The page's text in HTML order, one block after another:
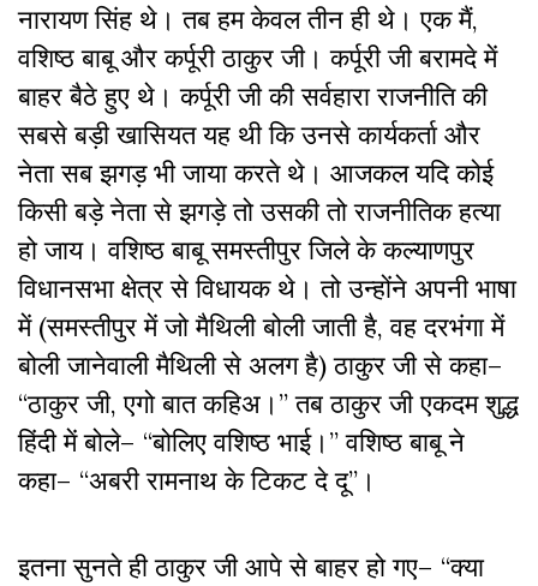
नारायण सिंह थे। तब हम केवल तीन ही थे। एक मैं,
वशिष्ठ बाबू और कर्पूरी ठाकुर जी। कर्पूरी जी बरामदे में
बाहर बैठे हुए थे। कर्पूरी जी की सर्वहारा राजनीति की
सबसे बड़ी खासियत यह थी कि उनसे कार्यकर्ता और
नेता सब झगड़ भी जाया करते थे। आजकल यदि कोई
किसी बड़े नेता से झगड़े तो उसकी तो राजनीतिक हत्या
हो जाय। वशिष्ठ बाबू समस्तीपुर जिले के कल्याणपुर
विधानसभा क्षेत्र से विधायक थे। तो उन्होंने अपनी भाषा
में (समस्तीपुर में जो मैथिली बोली जाती है, वह दरभंगा में
बोली जानेवाली मैथिली से अलग है) ठाकुर जी से कहा–
“ठाकुर जी, एगो बात कहिअ।” तब ठाकुर जी एकदम शुद्ध
हिंदी में बोले– “बोलिए वशिष्ठ भाई।” वशिष्ठ बाबू ने
कहा– “अबरी रामनाथ के टिकट दे दू”।
इतना सुनते ही ठाकुर जी आपे से बाहर हो गए– “क्या